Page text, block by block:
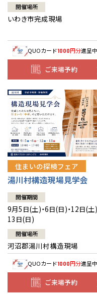
開催場所
いわき市完成現場
QUOカード1000円分進呈
ご来場予約
住まいの探検フェア
湯川村構造現場見学会
開催期間
9月5日(土)・6日(日)・12日(土)
13日(日)
開催場所
河沼郡湯川村構造現場
QUOカード1000円分進呈
ご来場予約